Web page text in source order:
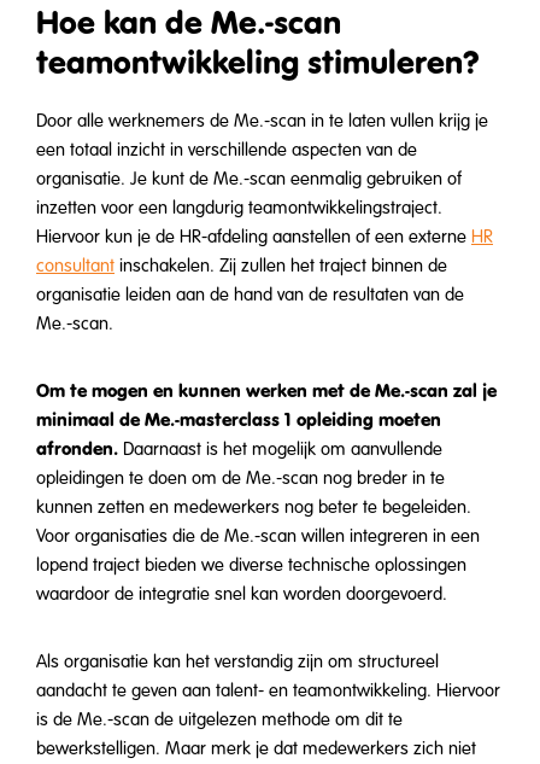
Hoe kan de Me.-scan
teamontwikkeling stimuleren?
Door alle werknemers de Me.-scan in te laten vullen krijg je
een totaal inzicht in verschillende aspecten van de
organisatie. Je kunt de Me.-scan eenmalig gebruiken of
inzetten voor een langdurig teamontwikkelingstraject.
Hiervoor kun je de HR-afdeling aanstellen of een externe HR
consultant inschakelen. Zij zullen het traject binnen de
organisatie leiden aan de hand van de resultaten van de
Me.-scan.
Om te mogen en kunnen werken met de Me.-scan zal je
minimaal de Me.-masterclass 1 opleiding moeten
afronden. Daarnaast is het mogelijk om aanvullende
opleidingen te doen om de Me.-scan nog breder in te
kunnen zetten en medewerkers nog beter te begeleiden.
Voor organisaties die de Me.-scan willen integreren in een
lopend traject bieden we diverse technische oplossingen
waardoor de integratie snel kan worden doorgevoerd.
Als organisatie kan het verstandig zijn om structureel
aandacht te geven aan talent- en teamontwikkeling. Hiervoor
is de Me.-scan de uitgelezen methode om dit te
bewerkstelligen. Maar merk je dat medewerkers zich niet